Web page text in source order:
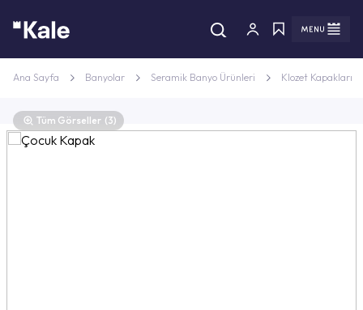
Menü Menü
Ana Sayfa Banyolar Seramik Banyo Ürünleri Klozet Kapakları
Tüm Görseller (3)